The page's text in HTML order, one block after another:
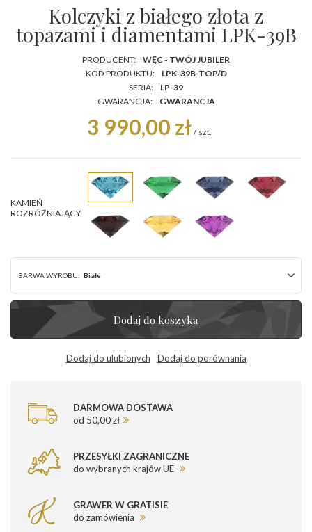
Kolczyki z białego złota z
topazami i diamentami LPK-39B
PRODUCENT:
WĘC - TWÓJ JUBILER
KOD PRODUKTU:
LPK-39B-TOP/D
SERIA:
LP-39
GWARANCJA:
GWARANCJA
3 990,00 zł / szt.
KAMIEŃ
ROZRÓŻNIAJĄCY
BARWA WYROBU: Białe
Dodaj do koszyka
Dodaj do ulubionych Dodaj do porównania
DARMOWA DOSTAWA
od 50,00 zł
PRZESYŁKI ZAGRANICZNE
do wybranych krajów UE
GRAWER W GRATISIE
do zamówienia